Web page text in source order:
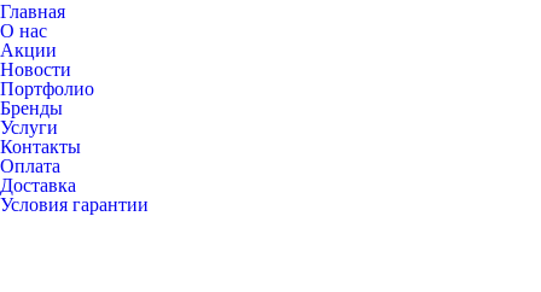
Главная
О нас
Акции
Новости
Портфолио
Бренды
Услуги
Контакты
Оплата
Доставка
Условия гарантии